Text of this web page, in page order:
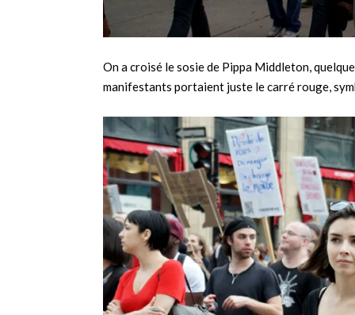
On a croisé le sosie de Pippa Middleton,
manifestants portaient juste le carré rouge,